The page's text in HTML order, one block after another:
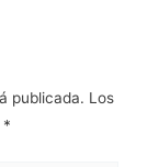
publicada. Los
*